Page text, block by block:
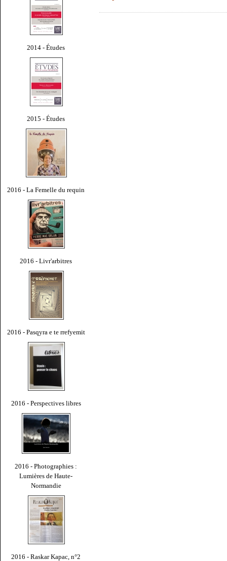
2014 - Études
2015 - Études
2016 - La Femelle du requin
2016 - Livr'arbitres
2016 - Pasqyra e te rrefyemit
2016 - Perspectives libres
2016 - Photographies :
Lumières de Haute-
Normandie
2016 - Raskar Kapac, n°2